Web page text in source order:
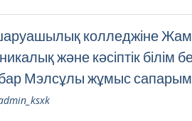
колледжіне
және кәсіптік
Мэлсұлы жұмыс